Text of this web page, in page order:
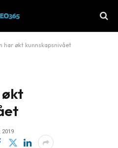
har økt kunnskapsnivået
2019